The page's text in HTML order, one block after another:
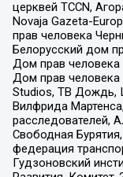
церквей TCCN,
Novaja Gazeta-
прав человека
Белорусский дом
Дом прав человека
Дом прав
Studios, ТВ Дождь,
Вилфрида
расследователей,
Свободная
федерация
Гудзоновский